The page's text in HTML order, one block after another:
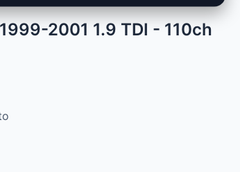
2001 1.9 TDI - 110ch